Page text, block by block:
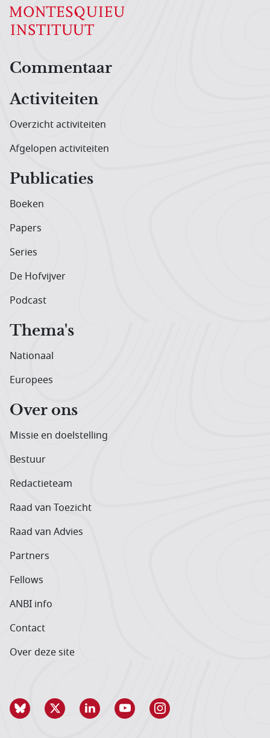
Hoofdnavigatiemenu
Commentaar
Activiteiten
Overzicht activiteiten
Afgelopen activiteiten
Publicaties
Boeken
Papers
Series
De Hofvijver
Podcast
Thema's
Nationaal
Europees
Over ons
Missie en doelstelling
Bestuur
Redactieteam
Raad van Toezicht
Raad van Advies
Partners
Fellows
ANBI info
Contact
Over deze site